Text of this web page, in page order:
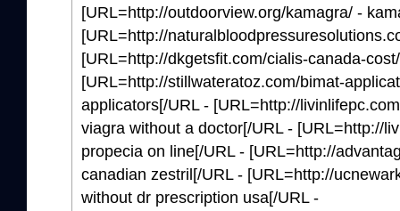
[URL=http://outdoorview.org/kamagra/ -
[URL=http://
[URL=http://dkgetsfit.com/cialis-canada-
[URL=http://stillwateratoz.com/bimat-
applicators[/URL - [URL=http://
viagra without a doctor[/URL - [URL=http://
propecia on line[/URL - [URL=http://
canadian zestril[/URL - [URL=http://
without dr prescription usa[/URL -